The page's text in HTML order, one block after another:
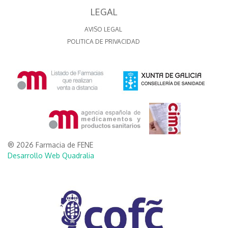
LEGAL
AVISO LEGAL
POLITICA DE PRIVACIDAD
® 2026 Farmacia de FENE
Desarrollo Web Quadralia